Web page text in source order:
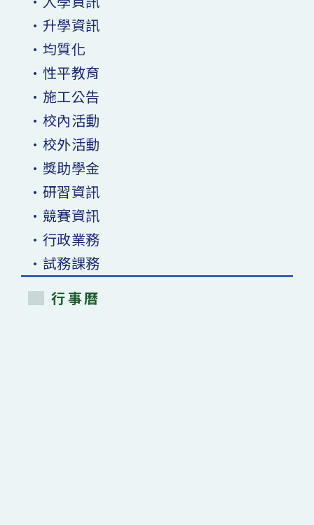
•升學資訊
•均質化
•性平教育
•施工公告
•校內活動
•校外活動
•獎助學金
•研習資訊
•競賽資訊
•行政業務
•試務課務
行事曆